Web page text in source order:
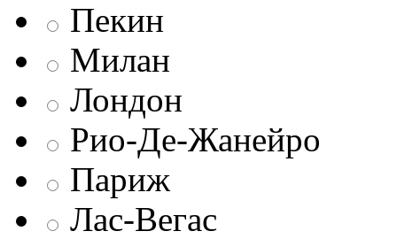
Пекин
Милан
Лондон
Рио-Де-Жанейро
Париж
Лас-Вегас